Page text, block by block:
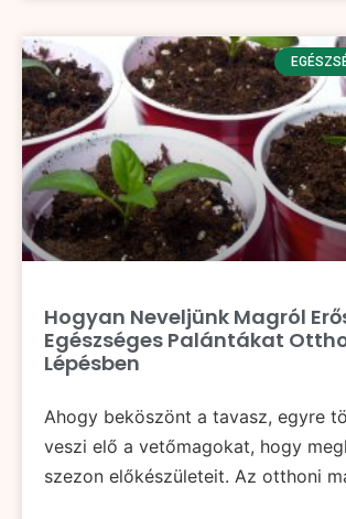
Hogyan Neveljünk Magról
Egészséges Palántákat
Lépésben
Ahogy beköszönt a tavasz, egyre
veszi elő a vetőmagokat, hogy
szezon előkészületeit. Az otthoni